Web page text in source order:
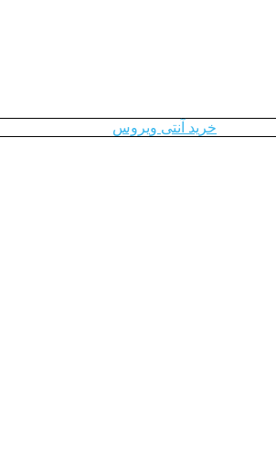
خرید آنتی ویروس